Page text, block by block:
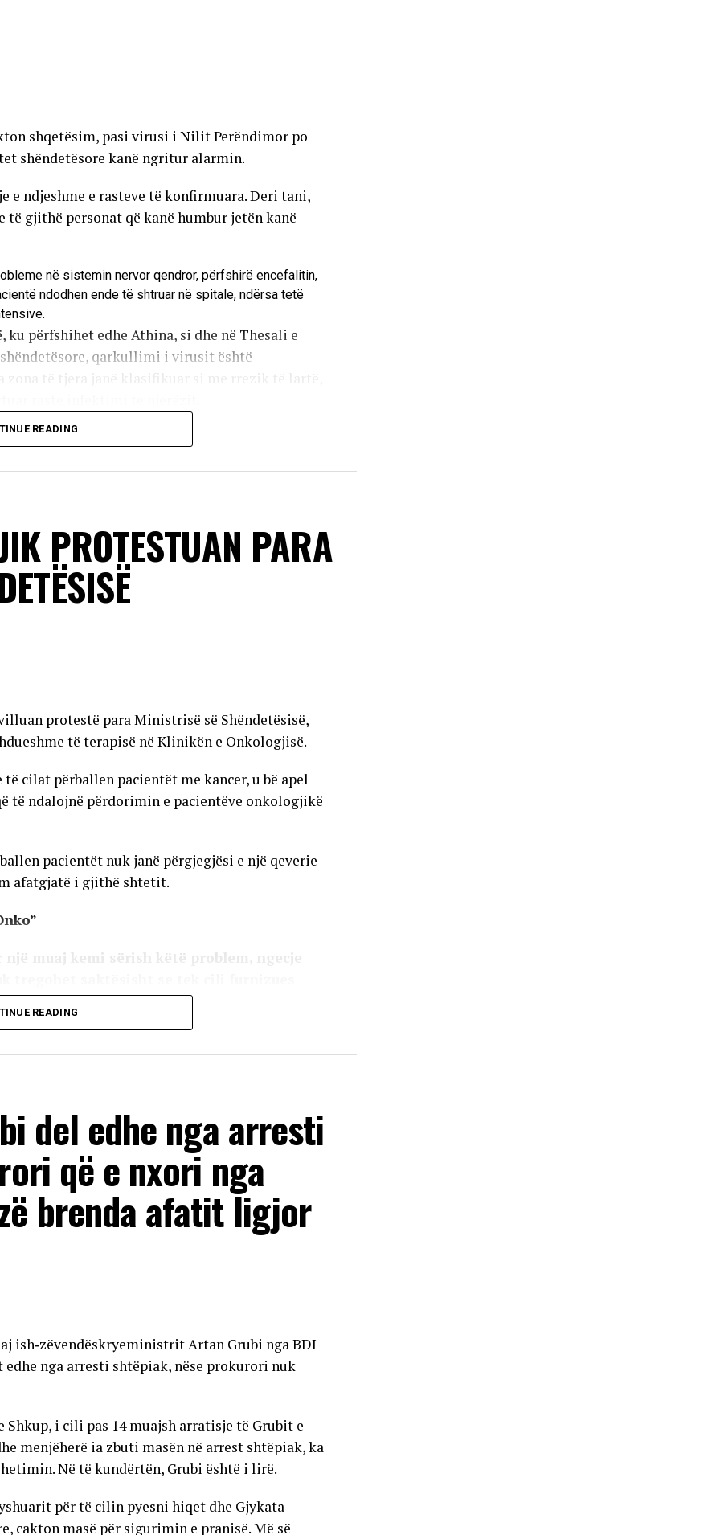
shqetësim, pasi virusi i Nilit Perëndimor po
shëndetësore kanë ngritur alarmin.
e ndjeshme e rasteve të konfirmuara. Deri tani,
gjithë personat që kanë humbur jetën kanë
në sistemin nervor qendror, përfshirë encefalitin,
ndodhen ende të shtruar në spitale, ndërsa tetë
përfshihet edhe Athina, si dhe në Thesali e
qarkullimi i virusit është
të mushkonjave që mbartin virusin. Këto
lehtë të sëmundjes, të ngjashme me gripin. Më
komplikacione të rënda neurologjike.
që vuajnë nga sëmundje kronike dhe individëve
nuk ka përfunduar ende dhe se raste
të vendit.
READING
PROTESTUAN PARA
protestë para Ministrisë së Shëndetësisë,
të terapisë në Klinikën e Onkologjisë.
cilat përballen pacientët me kancer, u bë apel
të ndalojnë përdorimin e pacientëve onkologjikë
pacientët nuk janë përgjegjësi e një qeverie
afatgjatë i gjithë shtetit.
muaj kemi sërish këtë problem, ngecje
institucioneve. Nuk ekzistojnë studime
Shëndetësisë njoftoi se një pjesë e dërgesave
marrëveshje të reja, derisa për të tjerët
e plotë të furnizimit.
se, nëse nuk fillohet me zbatimin e një
një pjesë të vogël të preparateve nga lista
evidentuar një vonesë afatshkurtër në
të prokurimit publik dhe mungesa e pjesshme
READING
del edhe nga arresti
që e nxori nga
brenda afatit ligjor
ish‑zëvendëskryeministrit Artan Grubi nga BDI
nga arresti shtëpiak, nëse prokurori nuk
i cili pas 14 muajsh arratisje të Grubit e
menjëherë ia zbuti masën në arrest shtëpiak, ka
Në të kundërtën, Grubi është i lirë.
për të cilin pyesni hiqet dhe Gjykata
cakton masë për sigurimin e pranisë. Më së